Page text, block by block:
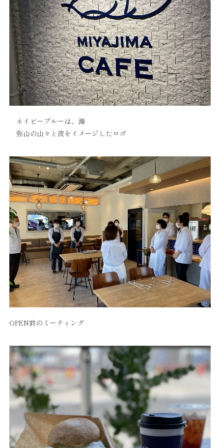
ネイビーブルーは、海
弥山の山々と波をイメージしたロゴ
OPEN前のミーティング